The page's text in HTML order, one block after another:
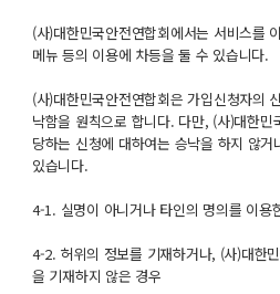
(사)대한민국안전연합회에서는 서비스를
메뉴 등의 이용에 차등을 둘 수 있습니다.
(사)대한민국안전연합회은 가입신청자의
낙함을 원칙으로 합니다. 다만, (사)대한
당하는 신청에 대하여는 승낙을 하지 않
있습니다.
4-1. 실명이 아니거나 타인의 명의를 이용
4-2. 허위의 정보를 기재하거나, (사)대한
을 기재하지 않은 경우